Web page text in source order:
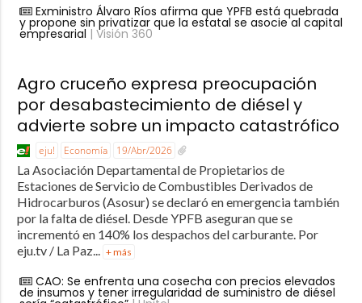
Exministro Álvaro Ríos afirma que YPFB está quebrada
y propone sin privatizar que la estatal se asocie al capital
empresarial | Visión 360
Agro cruceño expresa preocupación
por desabastecimiento de diésel y
advierte sobre un impacto catastrófico
eju! Economía 19/Abr/2026
La Asociación Departamental de Propietarios de
Estaciones de Servicio de Combustibles Derivados de
Hidrocarburos (Asosur) se declaró en emergencia también
por la falta de diésel. Desde YPFB aseguran que se
incrementó en 140% los despachos del carburante. Por
eju.tv / La Paz... + más
CAO: Se enfrenta una cosecha con precios elevados
de insumos y tener irregularidad de suministro de diésel